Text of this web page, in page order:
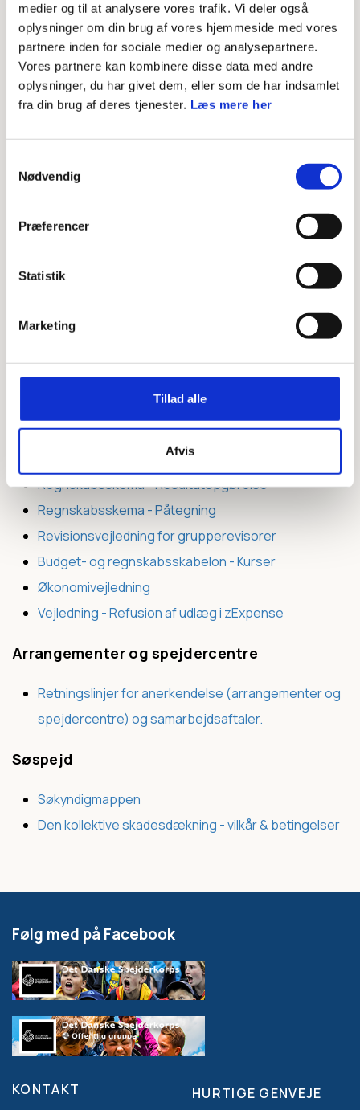
medier og til at analysere vores trafik. Vi deler også
oplysninger om din brug af vores hjemmeside med vores
partnere inden for sociale medier og analysepartnere.
Vores partnere kan kombinere disse data med andre
oplysninger, du har givet dem, eller som de har indsamlet
fra din brug af deres tjenester. Læs mere her
Nødvendig
Præferencer
Statistik
Marketing
Tillad alle
Afvis
Under afsnittet "Vejledninger & guidelines" her på dds.dk
kan du finde mere information om de retningslinjer og
love, som gør sig gældende i Det Danske Spejderkorps.
Bekræftelse af medlemstal
Vejledning til bekræftelse af medlemstal
Indberetning
Indberetning efter grupperådsmøde
DDS Afregningsark
DDS Kørebog 2026
DDS Bilag ved samkørselstjenester
DDS Telefonbilag
Regnskabsskema - Balance
Regnskabsskema - Resultatopgørelse
Regnskabsskema - Påtegning
Revisionsvejledning for grupperevisorer
Budget- og regnskabsskabelon - Kurser
Økonomivejledning
Vejledning - Refusion af udlæg i zExpense
Arrangementer og spejdercentre
Retningslinjer for anerkendelse (arrangementer og
spejdercentre) og samarbejdsaftaler.
Søspejd
Søkyndigmappen
Den kollektive skadesdækning - vilkår & betingelser
Følg med på Facebook
KONTAKT
HURTIGE GENVEJE